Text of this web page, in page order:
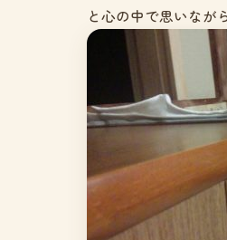
と心の中で思いなが